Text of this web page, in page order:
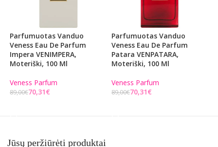
Parfumuotas Vanduo
Veness Eau De Parfum
Impera VENIMPERA,
Moteriški, 100 Ml
Veness Parfum
89,00€70,31€
Parfumuotas Vanduo
Veness Eau De Parfum
Patara VENPATARA,
Moteriški, 100 Ml
Veness Parfum
89,00€70,31€
Jūsų peržiūrėti produktai